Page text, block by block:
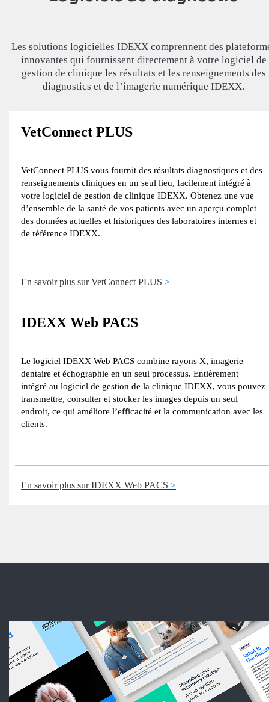
Les solutions logicielles IDEXX comprennent des
innovantes qui fournissent directement à votre logiciel de
gestion de clinique les résultats et les renseignements des
diagnostics et de l’imagerie numérique IDEXX.
VetConnect PLUS
VetConnect PLUS vous fournit des résultats diagnostiques et des
renseignements cliniques en un seul lieu, facilement intégré à
votre logiciel de gestion de clinique IDEXX. Obtenez une vue
d’ensemble de la santé de vos patients avec un aperçu complet
des données actuelles et historiques des laboratoires internes et
de référence IDEXX.
En savoir plus sur VetConnect PLUS
IDEXX Web PACS
Le logiciel IDEXX Web PACS combine rayons X, imagerie
dentaire et échographie en un seul processus. Entièrement
intégré au logiciel de gestion de la clinique IDEXX, vous pouvez
transmettre, consulter et stocker les images depuis un seul
endroit, ce qui améliore l’efficacité et la communication avec les
clients.
En savoir plus sur IDEXX Web PACS